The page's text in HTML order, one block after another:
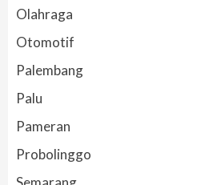
Olahraga
Otomotif
Palembang
Palu
Pameran
Probolinggo